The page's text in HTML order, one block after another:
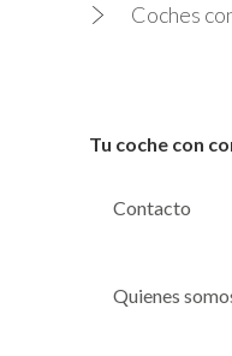
Coches
Tu coche con
Contacto
Quienes